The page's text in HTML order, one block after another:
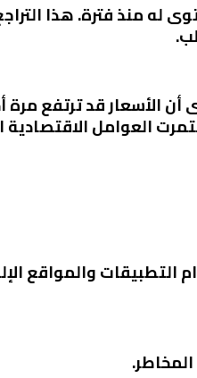
كبيرًا ليعود إلى أدنى مستوى له منذ فترة.
الأسعار قد ترتفع مرة
العوامل الاقتصادية
والمواقع